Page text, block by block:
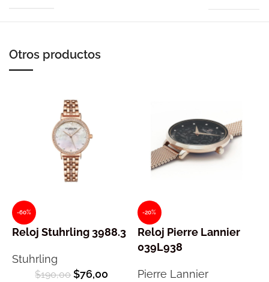
Otros productos
-60%
Reloj Stuhrling 3988.3
Stuhrling
$190,00 $76,00
-20%
Reloj Pierre Lannier
039L938
Pierre Lannier